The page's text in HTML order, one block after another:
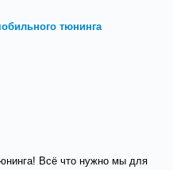
тюнинга
Всё что нужно мы для